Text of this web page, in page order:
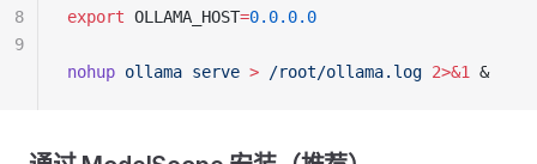
export OLLAMA_HOST=0.0.0.0
nohup ollama serve > /root/ollama.log 2>&1 &
8
9